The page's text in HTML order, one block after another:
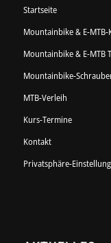
Startseite
Mountainbike & E-MTB-
Mountainbike & E-MTB
Mountainbike-
MTB-Verleih
Kurs-Termine
Kontakt
Privatsphäre-